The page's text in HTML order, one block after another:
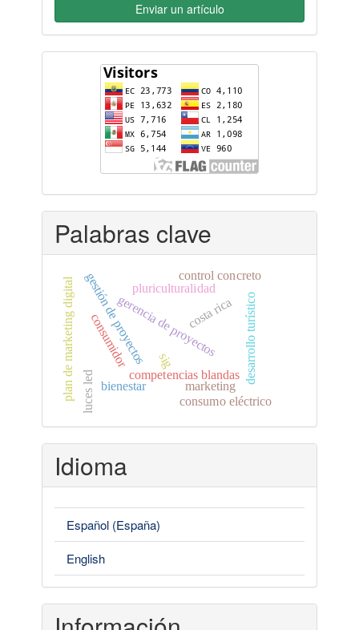
Enviar un artículo
flag-
counter
Palabras clave
competencias blandas
gestión de proyectos
gerencia de proyectos
bienestar
desarrollo turístico
costa rica
pluriculturalidad
control concreto
luces led consumo eléctrico
sig
consumidor
marketing
plan de marketing digital
Idioma
Español (España)
English